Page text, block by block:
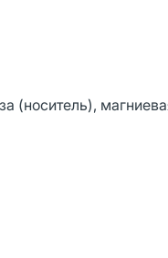
(носитель),